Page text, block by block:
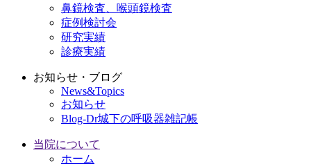
鼻鏡検査、喉頭鏡検査
症例検討会
研究実績
診療実績
お知らせ・ブログ
News&Topics
お知らせ
Blog-Dr城下の呼吸器雑記帳
当院について
ホーム